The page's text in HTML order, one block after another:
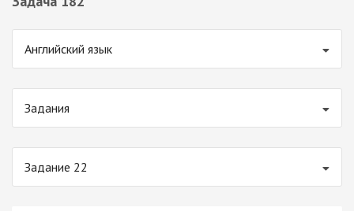
Английский язык
Задания
Задание 22